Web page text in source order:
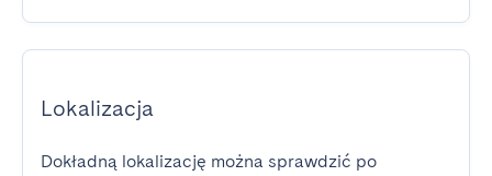
Lokalizacja
Dokładną lokalizację można sprawdzić po